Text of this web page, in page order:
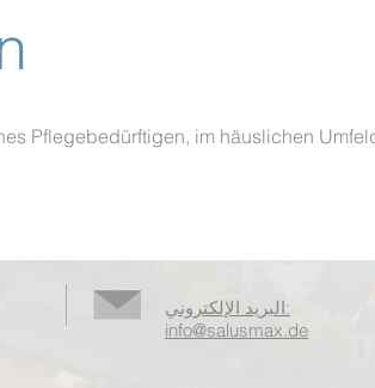
Pflegebedürftigen, im häuslichen
البريد الإلكتروني:
info@salusmax.de